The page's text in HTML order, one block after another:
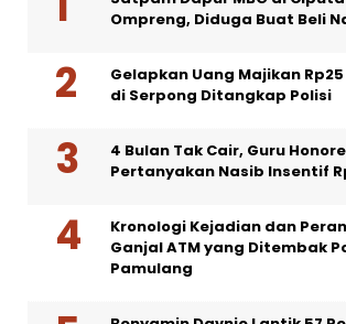
Ompreng, Diduga Buat Beli
Gelapkan Uang Majikan
di Serpong Ditangkap Polisi
4 Bulan Tak Cair, Guru
Pertanyakan Nasib Insentif
Kronologi Kejadian dan
Ganjal ATM yang Ditembak
Pamulang